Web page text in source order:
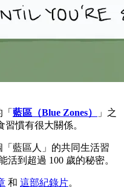
藍區（Blue Zones）
」之
慣有很大關係。
藍區人」的共同生活習
活到超過 100 歲的秘密。
和 這部紀錄片。